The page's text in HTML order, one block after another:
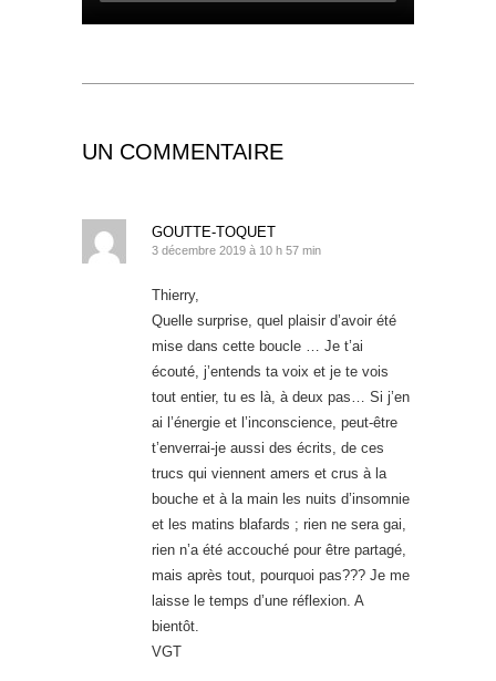
UN COMMENTAIRE
GOUTTE-TOQUET
3 décembre 2019 à 10 h 57 min
Thierry,
Quelle surprise, quel plaisir d’avoir été
mise dans cette boucle … Je t’ai
écouté, j’entends ta voix et je te vois
tout entier, tu es là, à deux pas… Si j’en
ai l’énergie et l’inconscience, peut-être
t’enverrai-je aussi des écrits, de ces
trucs qui viennent amers et crus à la
bouche et à la main les nuits d’insomnie
et les matins blafards ; rien ne sera gai,
rien n’a été accouché pour être partagé,
mais après tout, pourquoi pas??? Je me
laisse le temps d’une réflexion. A
bientôt.
VGT